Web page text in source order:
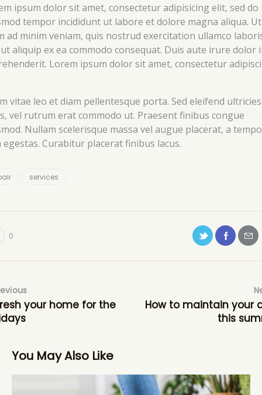
ipsum dolor sit amet, consectetur adipisicing elit, sed do
tempor incididunt ut labore et dolore magna aliqua. Ut
ad minim veniam, quis nostrud exercitation ullamco
aliquip ex ea commodo consequat. Duis aute irure dolor
Lorem ipsum dolor sit amet, consectetur
vitae leo et diam pellentesque porta. Sed eleifend ultricies
vel rutrum erat commodo ut. Praesent finibus congue
Nullam scelerisque massa vel augue placerat, a
egestas. Curabitur placerat finibus lacus.
services
0
your home for the
How to maintain your
this
You May Also Like